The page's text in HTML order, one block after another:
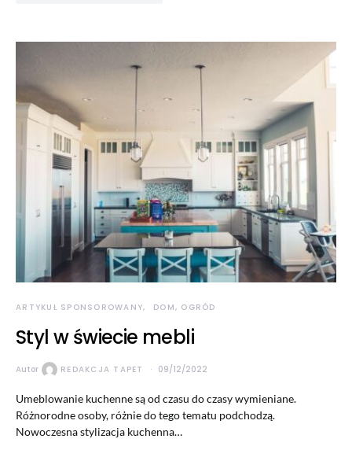
ARTYKUŁ SPONSOROWANY DOM, OGRÓD
Styl w świecie mebli
Autor REDAKCJA TAPET 09/12/2022
Umeblowanie kuchenne są od czasu do czasy wymieniane.
Różnorodne osoby, różnie do tego tematu podchodzą.
Nowoczesna stylizacja kuchenna…